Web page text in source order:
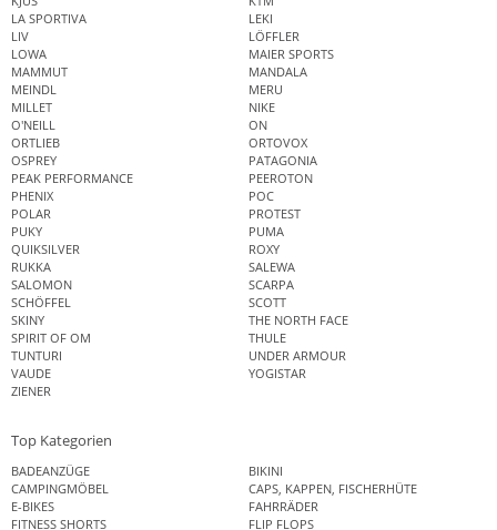
LA SPORTIVA
LEKI
LIV
LÖFFLER
LOWA
MAIER SPORTS
MAMMUT
MANDALA
MEINDL
MERU
MILLET
NIKE
O'NEILL
ON
ORTLIEB
ORTOVOX
OSPREY
PATAGONIA
PEAK PERFORMANCE
PEEROTON
PHENIX
POC
POLAR
PROTEST
PUKY
PUMA
QUIKSILVER
ROXY
RUKKA
SALEWA
SALOMON
SCARPA
SCHÖFFEL
SCOTT
SKINY
THE NORTH FACE
SPIRIT OF OM
THULE
TUNTURI
UNDER ARMOUR
VAUDE
YOGISTAR
ZIENER
Top Kategorien
BADEANZÜGE
BIKINI
CAMPINGMÖBEL
CAPS, KAPPEN, FISCHERHÜTE
E-BIKES
FAHRRÄDER
FITNESS SHORTS
FLIP FLOPS